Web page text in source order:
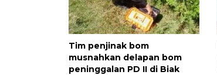
Tim penjinak bom
musnahkan delapan bom
peninggalan PD II di Biak